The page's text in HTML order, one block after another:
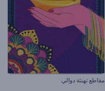
مقاطع تهنئة دوالي